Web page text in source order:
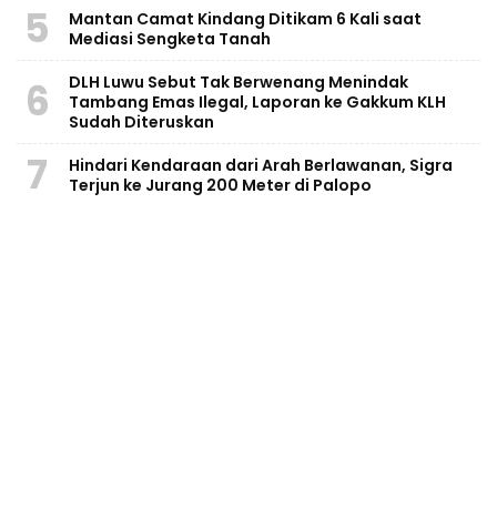
5
Mantan Camat Kindang Ditikam 6 Kali saat
Mediasi Sengketa Tanah
6
DLH Luwu Sebut Tak Berwenang Menindak
Tambang Emas Ilegal, Laporan ke Gakkum KLH
Sudah Diteruskan
7
Hindari Kendaraan dari Arah Berlawanan, Sigra
Terjun ke Jurang 200 Meter di Palopo